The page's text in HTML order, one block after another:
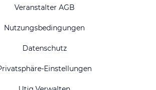
Veranstalter AGB
Nutzungsbedingungen
Datenschutz
Einstellungen